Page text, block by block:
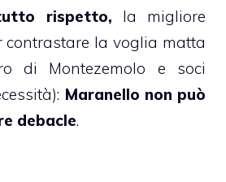
rispetto, la migliore
contrastare la voglia matta
di Montezemolo e soci
Maranello non può
debacle.